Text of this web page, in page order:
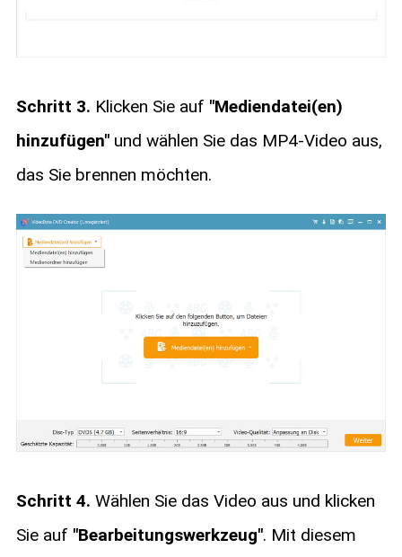
Schritt 3. Klicken Sie auf "Mediendatei(en)
hinzufügen"und wählen Sie das MP4-Video aus,
das Sie brennen möchten.
Schritt 4. Wählen Sie das Video aus und klicken
Sie auf "Bearbeitungswerkzeug". Mit diesem